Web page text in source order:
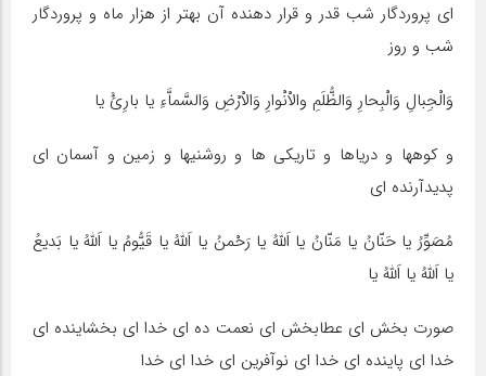
اى پروردگار شب قدر و قرار دهنده آن بهتر از هزار ماه و پروردگار
شب و روز
وَالْجِبالِ وَالْبِحارِ وَالظُّلَمِ والاْنْوارِ وَالاْرْضِ وَالسَّماَّءِ یا بارِئُ یا
و کوهها و دریاها و تاریکى ها و روشنیها و زمین و آسمان اى
پدیدآرنده اى
مُصَوِّرُ یا حَنّانُ یا مَنّانُ یا اَللّهُ یا رَحْمنُ یا اَللّهُ یا قَیُّومُ یا اَللّهُ یا بَدیعُ
یا اَللّهُ یا اَللّهُ یا
صورت بخش اى عطابخش اى نعمت ده اى خدا اى بخشاینده اى
خدا اى پاینده اى خدا اى نوآفرین اى خدا اى خدا